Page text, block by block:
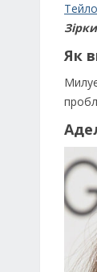
Як